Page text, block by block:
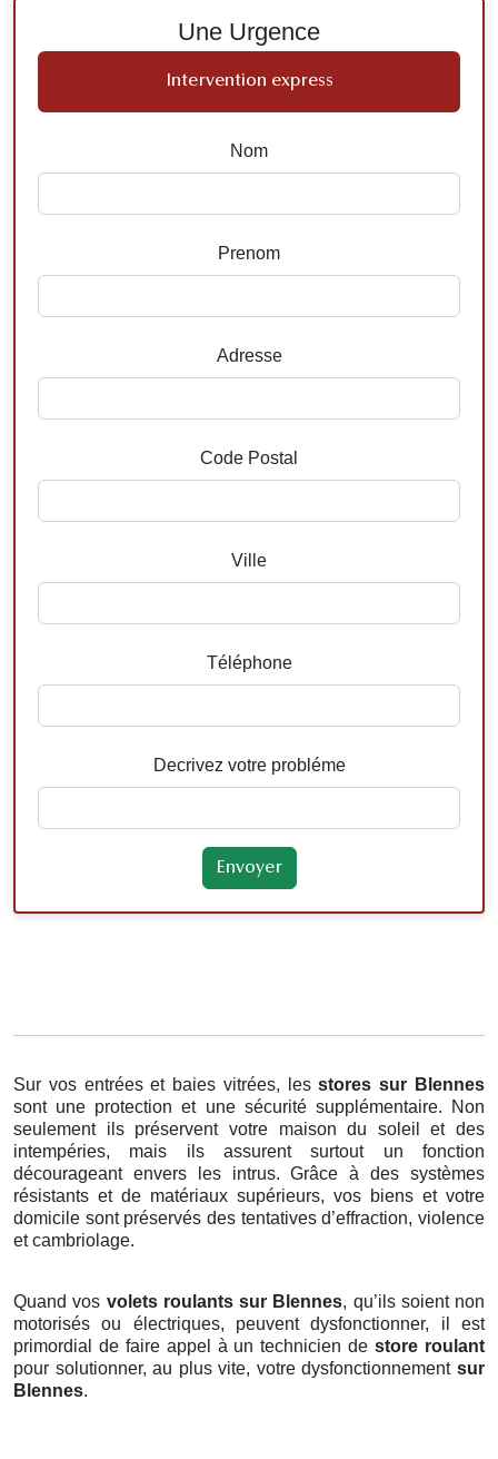
Une Urgence
Intervention express
Nom
Prenom
Adresse
Code Postal
Ville
Téléphone
Decrivez votre probléme
Sur vos entrées et baies vitrées, lesstores sur Blennes
sont une protection et une sécurité supplémentaire. Non
seulement ils préservent votre maison du soleil et des
intempéries, mais ils assurent surtout un fonction
décourageant envers les intrus. Grâce à des systèmes
résistants et de matériaux supérieurs, vos biens et votre
domicile sont préservés des tentatives d’effraction, violence
et cambriolage.
Quand vos volets roulants sur Blennes, qu’ils soient non
motorisés ou électriques, peuvent dysfonctionner, il est
primordial de faire appel à un technicien destore roulant
pour solutionner, au plus vite, votre dysfonctionnement sur
Blennes.